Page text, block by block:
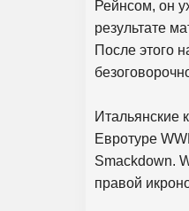
Рейнсом, он
результате
После этого
Итальянские
Евротуре
Smackdown.
правой